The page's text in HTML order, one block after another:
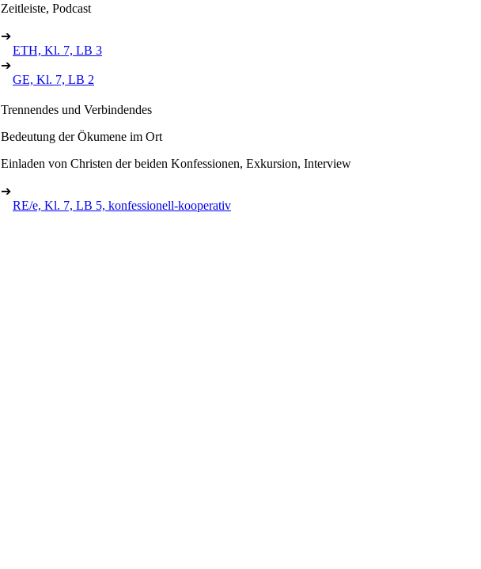
Zeitleiste, Podcast
➔
ETH, Kl. 7, LB 3
➔
GE, Kl. 7, LB 2
Trennendes und Verbindendes
Bedeutung der Ökumene im Ort
Einladen von Christen der beiden Konfessionen, Exkursion, Interview
➔
RE/e, Kl. 7, LB 5, konfessionell-kooperativ